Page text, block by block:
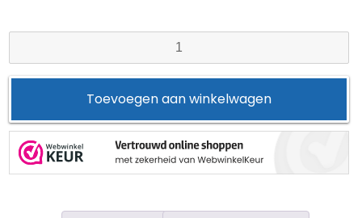
hoezen
Toevoegen aan winkelwagen